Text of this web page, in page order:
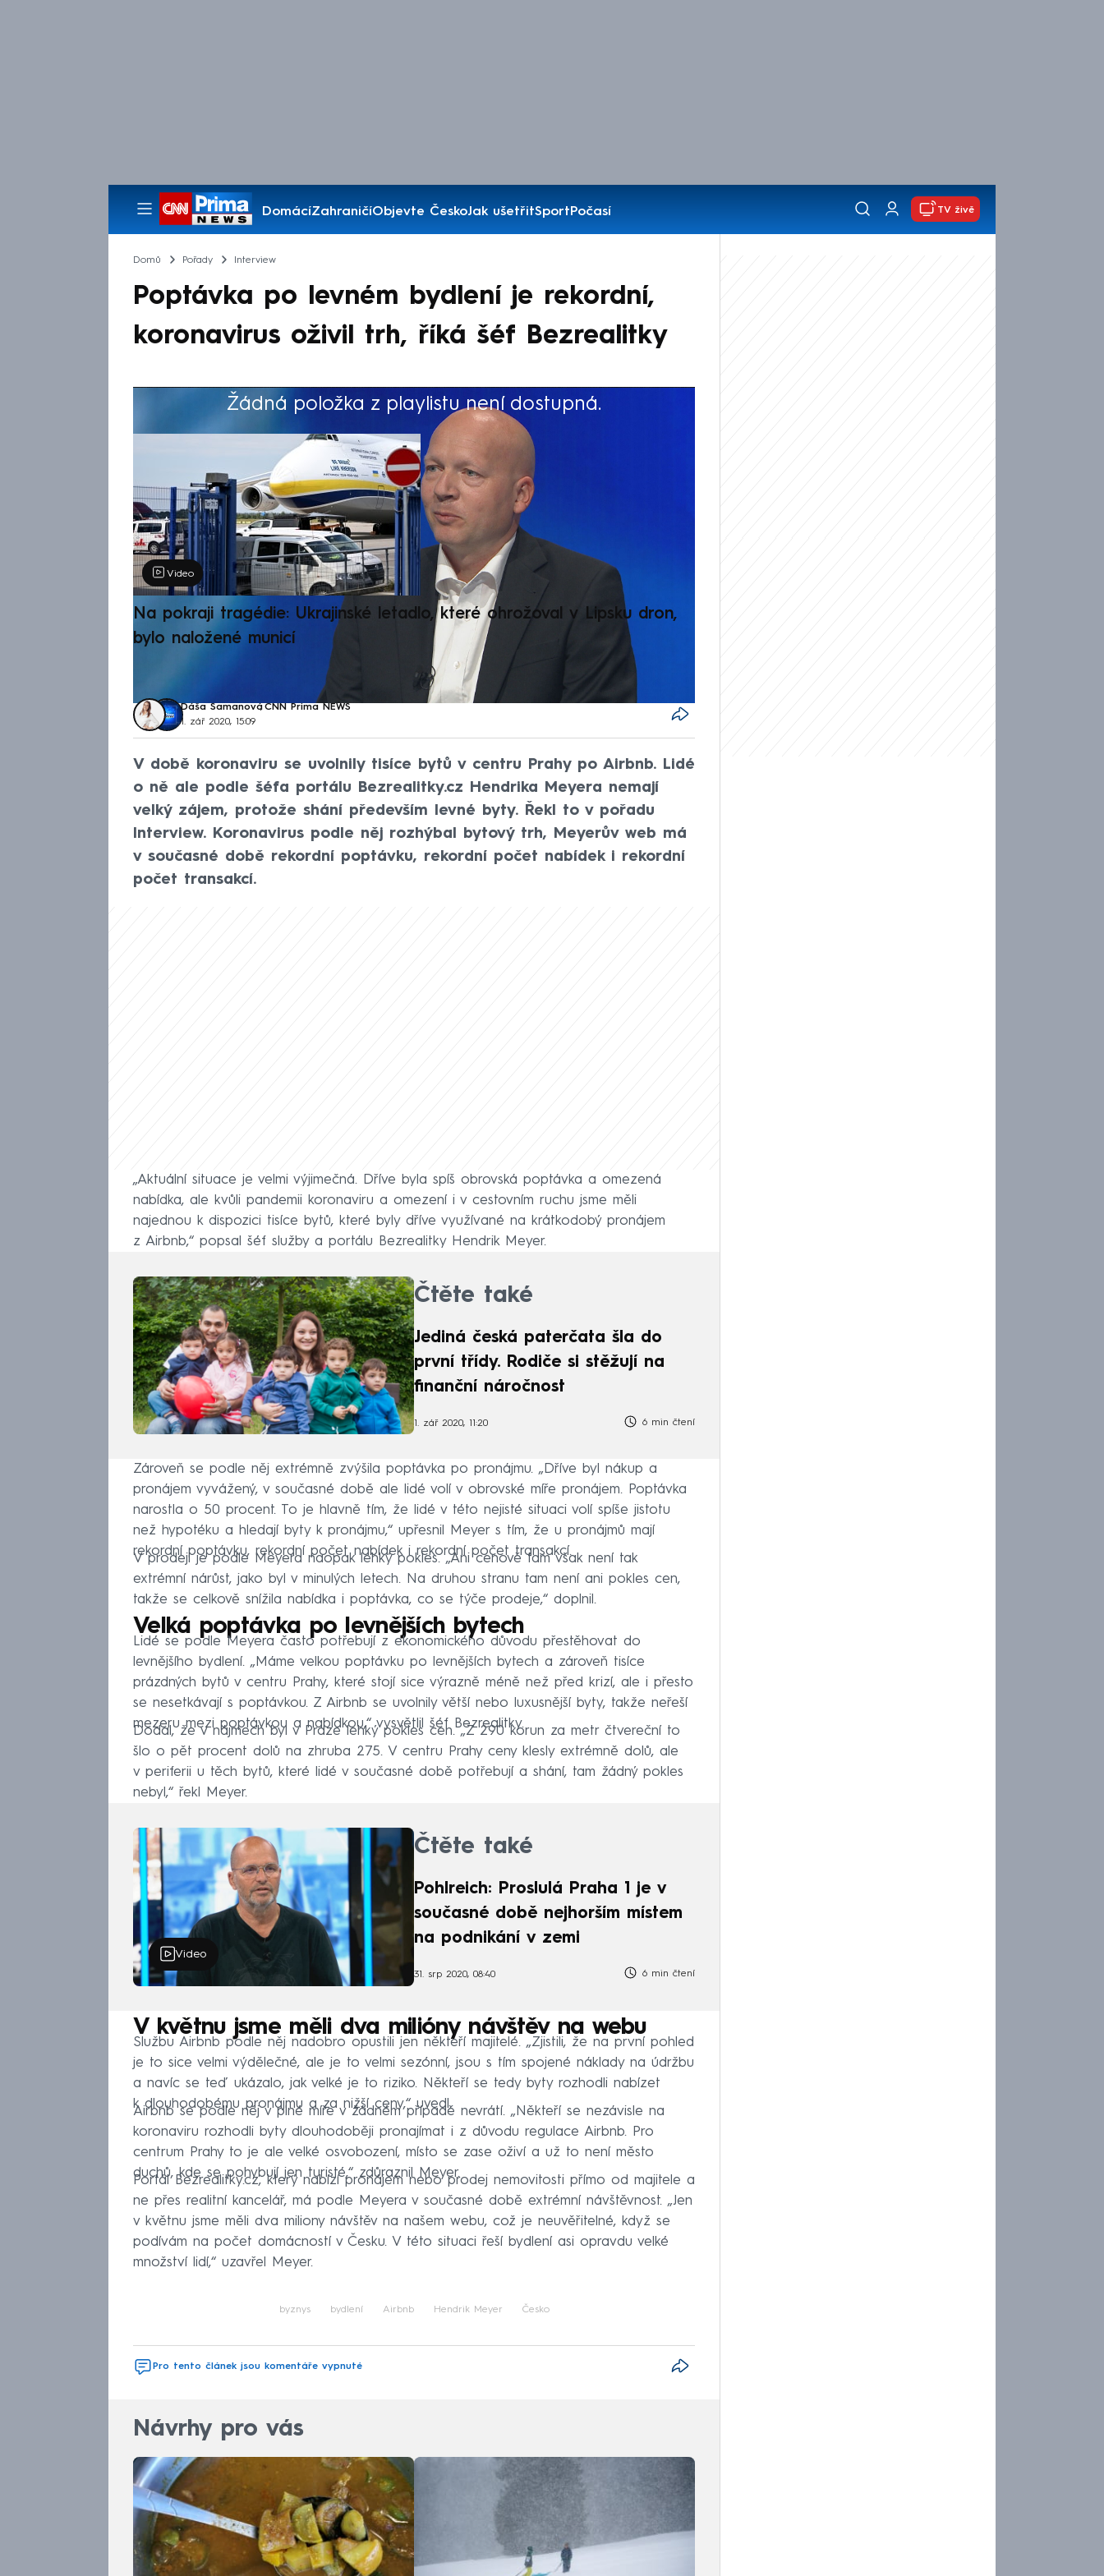
DomácíZahraničíObjevte ČeskoJak ušetřitSportPočasí
Pořady
TV živě
Domů Pořady Interview
Poptávka po levném bydlení je rekordní,
koronavirus oživil trh, říká šéf Bezrealitky
Žádná položka z playlistu není dostupná.
Výběr redakce
Video
Na pokraji tragédie: Ukrajinské letadlo, které ohrožoval v Lipsku dron,
bylo naložené municí
Dáša Šamanová, CNN Prima NEWS
1. zář 2020, 15:09
V době koronaviru se uvolnily tisíce bytů v centru Prahy po Airbnb. Lidé
o ně ale podle šéfa portálu Bezrealitky.cz Hendrika Meyera nemají
velký zájem, protože shání především levné byty. Řekl to v pořadu
Interview. Koronavirus podle něj rozhýbal bytový trh, Meyerův web má
v současné době rekordní poptávku, rekordní počet nabídek i rekordní
počet transakcí.
„Aktuální situace je velmi výjimečná. Dříve byla spíš obrovská poptávka a omezená
nabídka, ale kvůli pandemii koronaviru a omezení i v cestovním ruchu jsme měli
najednou k dispozici tisíce bytů, které byly dříve využívané na krátkodobý pronájem
z Airbnb,“ popsal šéf služby a portálu Bezrealitky Hendrik Meyer.
Čtěte také
Jediná česká paterčata šla do
první třídy. Rodiče si stěžují na
finanční náročnost
1. zář 2020, 11:20 6 min čtení
Zároveň se podle něj extrémně zvýšila poptávka po pronájmu. „Dříve byl nákup a
pronájem vyvážený, v současné době ale lidé volí v obrovské míře pronájem. Poptávka
narostla o 50 procent. To je hlavně tím, že lidé v této nejisté situaci volí spíše jistotu
než hypotéku a hledají byty k pronájmu,“ upřesnil Meyer s tím, že u pronájmů mají
rekordní poptávku, rekordní počet nabídek i rekordní počet transakcí.
V prodeji je podle Meyera naopak lehký pokles. „Ani cenově tam však není tak
extrémní nárůst, jako byl v minulých letech. Na druhou stranu tam není ani pokles cen,
takže se celkově snížila nabídka i poptávka, co se týče prodeje,“ doplnil.
Velká poptávka po levnějších bytech
Lidé se podle Meyera často potřebují z ekonomického důvodu přestěhovat do
levnějšího bydlení. „Máme velkou poptávku po levnějších bytech a zároveň tisíce
prázdných bytů v centru Prahy, které stojí sice výrazně méně než před krizí, ale i přesto
se nesetkávají s poptávkou. Z Airbnb se uvolnily větší nebo luxusnější byty, takže neřeší
mezeru mezi poptávkou a nabídkou,“ vysvětlil šéf Bezrealitky.
Dodal, že v nájmech byl v Praze lehký pokles cen. „Z 290 korun za metr čtvereční to
šlo o pět procent dolů na zhruba 275. V centru Prahy ceny klesly extrémně dolů, ale
v periferii u těch bytů, které lidé v současné době potřebují a shání, tam žádný pokles
nebyl,“ řekl Meyer.
Video
Čtěte také
Pohlreich: Proslulá Praha 1 je v
současné době nejhorším místem
na podnikání v zemi
31. srp 2020, 08:40 6 min čtení
V květnu jsme měli dva milióny návštěv na webu
Službu Airbnb podle něj nadobro opustili jen někteří majitelé. „Zjistili, že na první pohled
je to sice velmi výdělečné, ale je to velmi sezónní, jsou s tím spojené náklady na údržbu
a navíc se teď ukázalo, jak velké je to riziko. Někteří se tedy byty rozhodli nabízet
k dlouhodobému pronájmu a za nižší ceny,“ uvedl.
Airbnb se podle něj v plné míře v žádném případě nevrátí. „Někteří se nezávisle na
koronaviru rozhodli byty dlouhodoběji pronajímat i z důvodu regulace Airbnb. Pro
centrum Prahy to je ale velké osvobození, místo se zase oživí a už to není město
duchů, kde se pohybují jen turisté,“ zdůraznil Meyer.
Portál Bezrealitky.cz, který nabízí pronájem nebo prodej nemovitosti přímo od majitele a
ne přes realitní kancelář, má podle Meyera v současné době extrémní návštěvnost. „Jen
v květnu jsme měli dva miliony návštěv na našem webu, což je neuvěřitelné, když se
podívám na počet domácností v Česku. V této situaci řeší bydlení asi opravdu velké
množství lidí,“ uzavřel Meyer.
byznys bydlení Airbnb Hendrik Meyer Česko
Pro tento článek jsou komentáře vypnuté
Návrhy pro vás